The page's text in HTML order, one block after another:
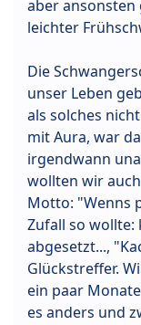
aber
leichter
Die
unser Leben
als solches
mit Aura, war
irgendwann
wollten wir
Motto: "Wenns
Zufall so wollte:
abgesetzt...,
Glückstreffer.
ein paar
es anders und